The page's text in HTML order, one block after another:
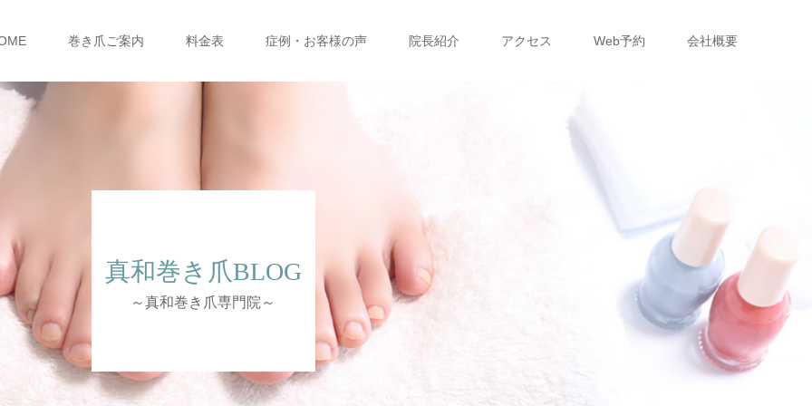
巻き爪ご案内 料金表 症例・お客様の声 院長紹介 アクセス Web予約 会社概要
真和巻き爪BLOG
～真和巻き爪専門院～